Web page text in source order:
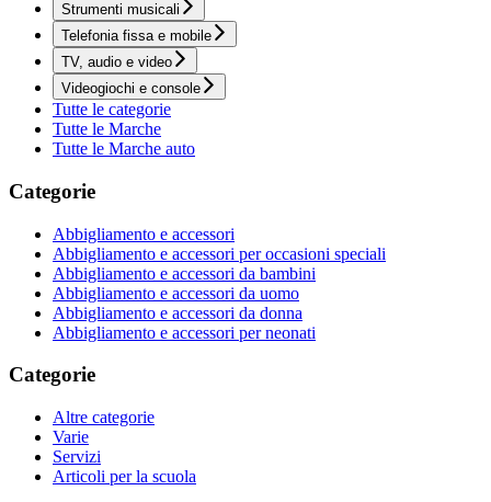
Strumenti musicali
Telefonia fissa e mobile
TV, audio e video
Videogiochi e console
Tutte le categorie
Tutte le Marche
Tutte le Marche auto
Categorie
Abbigliamento e accessori
Abbigliamento e accessori per occasioni speciali
Abbigliamento e accessori da bambini
Abbigliamento e accessori da uomo
Abbigliamento e accessori da donna
Abbigliamento e accessori per neonati
Categorie
Altre categorie
Varie
Servizi
Articoli per la scuola